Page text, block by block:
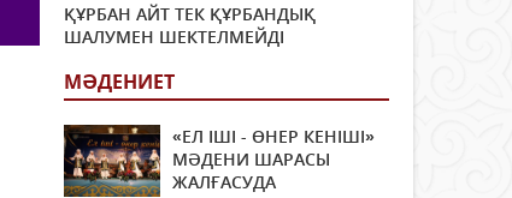
ҚҰРБАН АЙТ ТЕК ҚҰРБАНДЫҚ
ШАЛУМЕН ШЕКТЕЛМЕЙДІ
МӘДЕНИЕТ
«ЕЛ ІШІ - ӨНЕР КЕНІШІ»
МӘДЕНИ ШАРАСЫ
ЖАЛҒАСУДА